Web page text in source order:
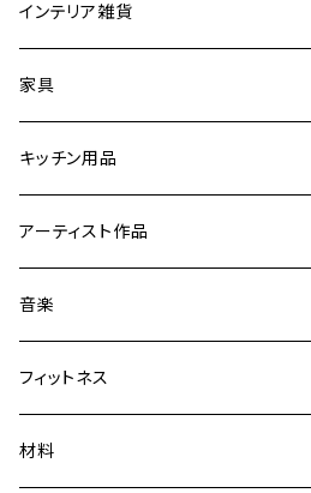
インテリア雑貨
時計
フォトフレーム／額縁／スタンド
ミラー
置物／オブジェ
文具
ガーデニング用品
家具
スツール
折りたたみ卓球台
音楽関連家具
テーブル
キッチン用品
【まな板削り直し・包丁とぎ】
まな板・カッティングボード
食器
エッグスタンド
アーティスト作品
Yoshibumi Shinada
彫刻
絵
音楽
ギター用品
ギタースタンド
楽器
フィットネス
トレーニング用品
材料